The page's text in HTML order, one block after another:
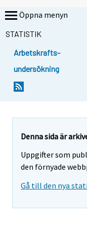
Öppna menyn
STATISTIK
Arbetskrafts-
undersökning
Denna sida är
Uppgifter som
den förnyade
Gå till den nya